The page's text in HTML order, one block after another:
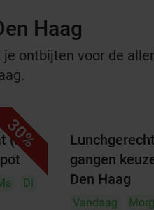
Haag
ontbijten voor de
30%
(2 of
Di
gangen
Den Haag
Vandaag